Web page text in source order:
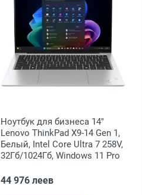
Ноутбук для бизнеса 14"
Lenovo ThinkPad X9-14 Gen 1,
Белый, Intel Core Ultra 7 258V,
32Гб/1024Гб, Windows 11 Pro
44 976 леев